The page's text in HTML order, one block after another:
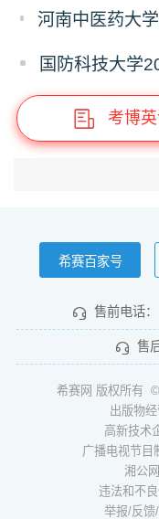
考博
希赛百家号
售前电话：
售
希赛网 版权所有
出版物
高新技术
广播电视节目
湘公
违法和不
举报/反馈